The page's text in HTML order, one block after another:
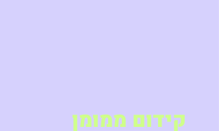
קידום ממומן